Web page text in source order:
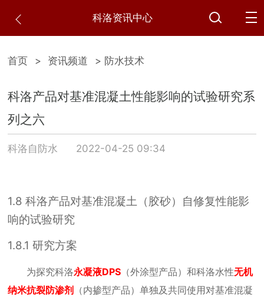
科洛资讯中心
首页 > 资讯频道 > 防水技术
科洛产品对基准混凝土性能影响的试验研究系
列之六
科洛自防水 2022-04-25 09:34
1.8科洛产品对基准混凝土（胶砂）自修复性能影
响的试验研究
1.8.1研究方案
为探究科洛永凝液DPS （外涂型产品）和科洛水性无机
纳米抗裂防渗剂
（内掺型产品）单独及共同使用对基准混凝